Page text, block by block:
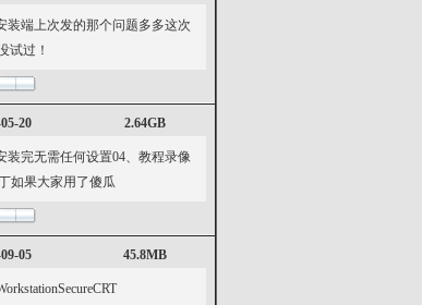
装端上次发的那个问题多多这次
试过！
20 2.64GB
装完无需任何设置04、教程录像
如果大家用了傻瓜
05 45.8MB